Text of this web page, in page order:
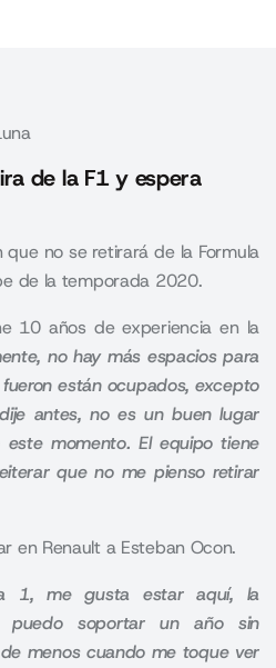
de la F1 y espera
que no se retirará de la Formula
de la temporada 2020.
10 años de experiencia en la
no hay más espacios para
están ocupados, excepto
antes, no es un buen lugar
momento. El equipo tiene
que no me pienso retirar
en Renault a Esteban Ocon.
1, me gusta estar aquí, la
puedo soportar un año sin
menos cuando me toque ver